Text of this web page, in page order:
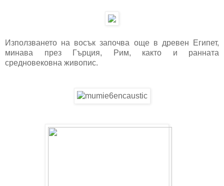
Използването на восък започва още в древен Египет,
минава през Гърция, Рим, както и ранната
средновековна живопис.